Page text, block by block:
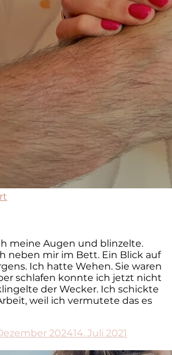
meine Augen und blinzelte.
neben mir im Bett. Ein Blick auf
Ich hatte Wehen. Sie waren
schlafen konnte ich jetzt nicht
der Wecker. Ich schickte
weil ich vermutete das es
202414. Juli 2021